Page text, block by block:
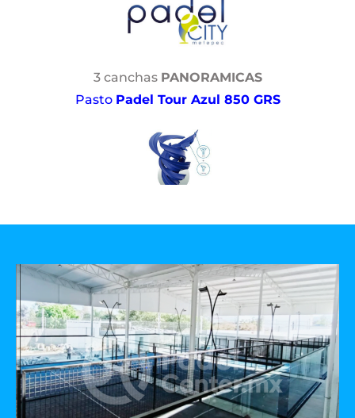
3 canchas PANORAMICAS
Pasto Padel Tour Azul 850 GRS